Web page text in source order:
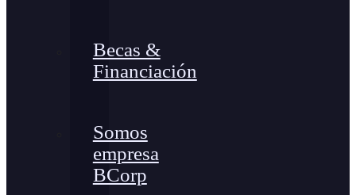
Becas &
Financiación
Somos
empresa
BCorp